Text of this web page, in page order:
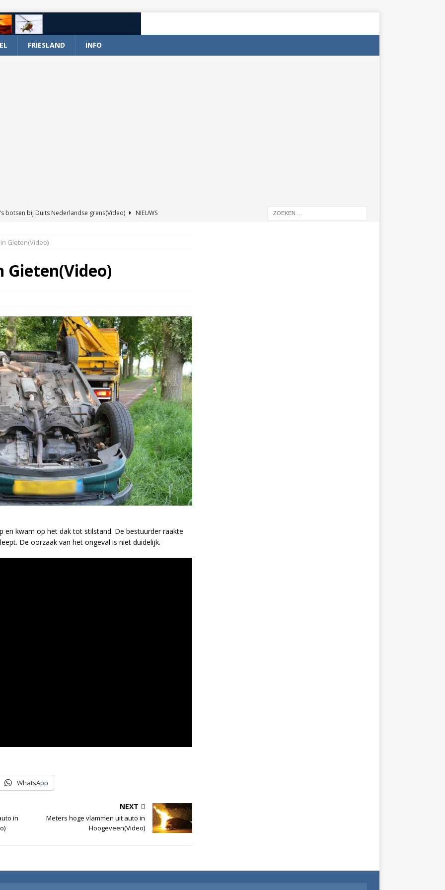
FRIESLAND INFO
botsen bij Duits Nederlandse grens(Video)
NIEUWS
en wagen met stro in de brand in Oosterhesselen(Video)
brand in Wijster(Video)
NIEUWS
Gieten(Video)
Gieten(Video)
en kwam op het dak tot stilstand. De bestuurder raakte
De oorzaak van het ongeval is niet duidelijk.
WhatsApp
in
NEXT
Meters hoge vlammen uit auto in
Hoogeveen(Video)